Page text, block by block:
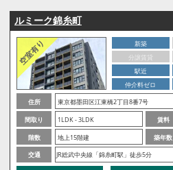
ルミーク錦糸町
新築
分譲賃貸
駅近
仲介料ゼロ
住所
東京都墨田区江東橋2丁目8番7号
間取り
1LDK - 3LDK 賃料
階数
地上15階建 築年数
交通
JR総武中央線「錦糸町駅」徒歩5分